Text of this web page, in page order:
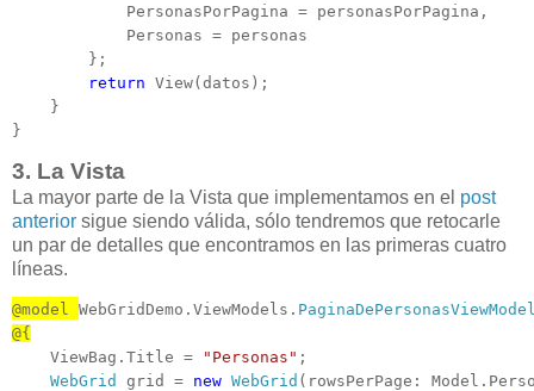
PersonasPorPagina = personasPorPagina,
Personas = personas
};
return View(datos);
}
}
3. La Vista
La mayor parte de la Vista que implementamos en el post
anterior sigue siendo válida, sólo tendremos que retocarle
un par de detalles que encontramos en las primeras cuatro
líneas.
@model WebGridDemo.ViewModels.
@{
ViewBag.Title =
"Personas" ;
WebGrid
grid = new WebGrid (rowsPerPage: